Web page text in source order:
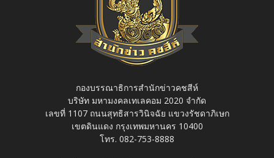
กองบรรณาธิการสำนักข่าวคชสีห์
บริษัท มหามงคลเทเลคอม 2020 จำกัด
เลขที่ 1107 ถนนสุทธิสารวินิจฉัย แขวงรัชดาภิเษก
เขตดินแดง กรุงเทพมหานคร 10400
โทร. 082-753-8888